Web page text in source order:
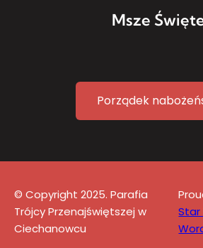
Msze
Porządek
© Copyright 2025. Parafia
Trójcy Przenajświętszej w
Ciechanowcu
Star